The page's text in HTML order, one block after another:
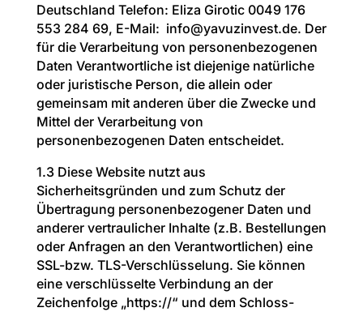
Deutschland Telefon: Eliza Girotic 0049 176
553 284 69, E-Mail: info@yavuzinvest.de. Der
für die Verarbeitung von personenbezogenen
Daten Verantwortliche ist diejenige natürliche
oder juristische Person, die allein oder
gemeinsam mit anderen über die Zwecke und
Mittel der Verarbeitung von
personenbezogenen Daten entscheidet.
1.3 Diese Website nutzt aus
Sicherheitsgründen und zum Schutz der
Übertragung personenbezogener Daten und
anderer vertraulicher Inhalte (z.B. Bestellungen
oder Anfragen an den Verantwortlichen) eine
SSL-bzw. TLS-Verschlüsselung. Sie können
eine verschlüsselte Verbindung an der
Zeichenfolge „https://“ und dem Schloss-